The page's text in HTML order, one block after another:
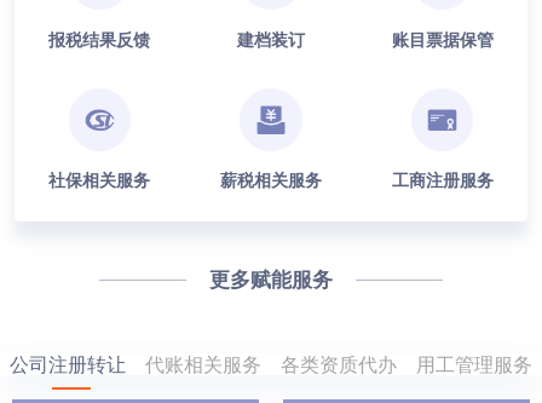
报税结果反馈 建档装订 账目票据保管
社保相关服务 薪税相关服务 工商注册服务
更多赋能服务
公司注册转让 代账相关服务 各类资质代办 用工管理服务